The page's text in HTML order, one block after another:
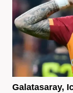
Galatasaray,